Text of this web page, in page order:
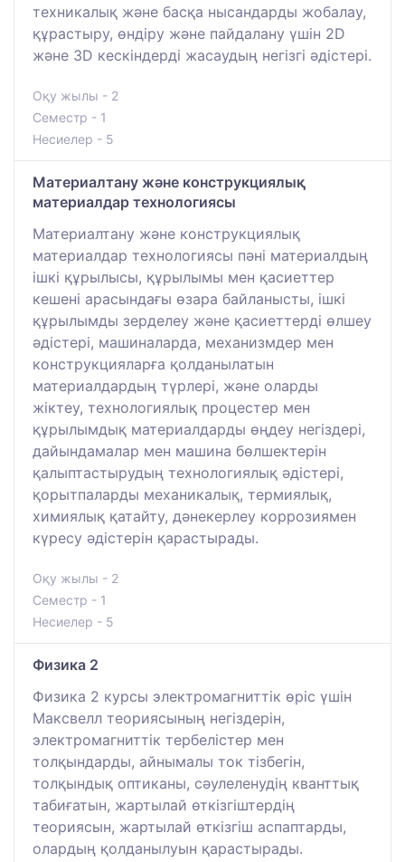
техникалық және басқа нысандарды жобалау,
құрастыру, өндіру және пайдалану үшін 2D
және 3D кескіндерді жасаудың негізгі әдістері.
Оқу жылы - 2
Семестр - 1
Несиелер - 5
Материалтану және конструкциялық
материалдар технологиясы
Материалтану және конструкциялық
материалдар технологиясы пәні материалдың
ішкі құрылысы, құрылымы мен қасиеттер
кешені арасындағы өзара байланысты, ішкі
құрылымды зерделеу және қасиеттерді өлшеу
әдістері, машиналарда, механизмдер мен
конструкцияларға қолданылатын
материалдардың түрлері, және оларды
жіктеу, технологиялық процестер мен
құрылымдық материалдарды өңдеу негіздері,
дайындамалар мен машина бөлшектерін
қалыптастырудың технологиялық әдістері,
қорытпаларды механикалық, термиялық,
химиялық қатайту, дәнекерлеу коррозиямен
күресу әдістерін қарастырады.
Оқу жылы - 2
Семестр - 1
Несиелер - 5
Физика 2
Физика 2 курсы электромагниттік өріс үшін
Максвелл теориясының негіздерін,
электромагниттік тербелістер мен
толқындарды, айнымалы ток тізбегін,
толқындық оптиканы, сәулеленудің кванттық
табиғатын, жартылай өткізгіштердің
теориясын, жартылай өткізгіш аспаптарды,
олардың қолданылуын қарастырады.